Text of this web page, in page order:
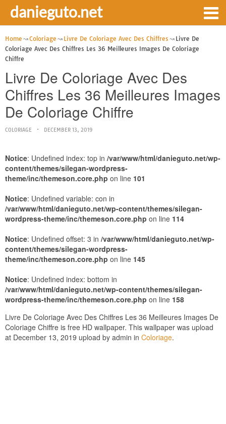
danieguto.net
Home Coloriage Livre De Coloriage Avec Des Chiffres
Livre De
Coloriage Avec Des Chiffres Les 36 Meilleures Images De Coloriage
Chiffre
Livre De Coloriage Avec Des
Chiffres Les 36 Meilleures Images
De Coloriage Chiffre
COLORIAGE DECEMBER 13, 2019
Notice: Undefined index: top in /var/www/html/danieguto.net/wp-
content/themes/silegan-wordpress-
theme/inc/themeson.core.php on line 101
Notice: Undefined variable: con in
/var/www/html/danieguto.net/wp-content/themes/silegan-
wordpress-theme/inc/themeson.core.php on line 114
Notice: Undefined offset: 3 in /var/www/html/danieguto.net/wp-
content/themes/silegan-wordpress-
theme/inc/themeson.core.php on line 145
Notice: Undefined index: bottom in
/var/www/html/danieguto.net/wp-content/themes/silegan-
wordpress-theme/inc/themeson.core.php on line 158
Livre De Coloriage Avec Des Chiffres Les 36 Meilleures Images De
Coloriage Chiffre is free HD wallpaper. This wallpaper was upload
at December 13, 2019 upload by admin in Coloriage.